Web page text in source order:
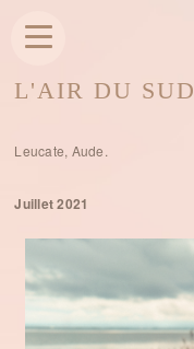
L'AIR DU SUD
Leucate, Aude.
Juillet 2021